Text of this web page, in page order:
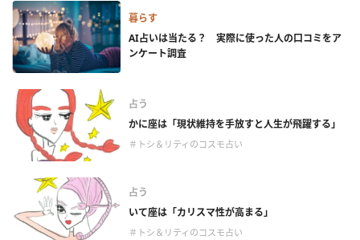
暮らす
AI占いは当たる？ 実際に使った人の口コミをア
ンケート調査
占う
かに座は「現状維持を手放すと人生が飛躍する」
＃トシ＆リティのコスモ占い
占う
いて座は「カリスマ性が高まる」
＃トシ＆リティのコスモ占い